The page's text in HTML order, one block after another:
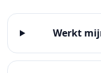
Werkt